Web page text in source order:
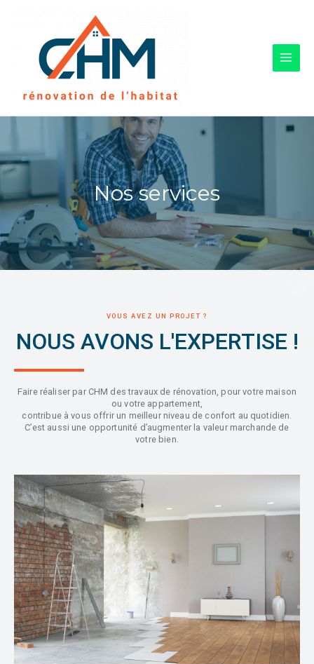
Nos services
VOUS AVEZ UN PROJET ?
NOUS AVONS L'EXPERTISE !
Faire réaliser par CHM des travaux de rénovation, pour votre maison
ou votre appartement,
contribue à vous offrir un meilleur niveau de confort au quotidien.
C’est aussi une opportunité d’augmenter la valeur marchande de
votre bien.